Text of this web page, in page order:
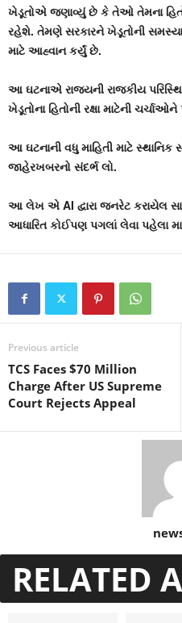
ખેડૂતોએ જણાવ્યું છે કે તેઓ તેમના
રહેશે. તેમણે સરકારને ખેડૂતોની
માટે આહ્વાન કર્યું છે.
આ ઘટનાએ રાજ્યની રાજકીય
ખેડૂતોના હિતોની રક્ષા માટેની
આ ઘટનાની વધુ માહિતી માટે
જાહેરખબરનો સંદર્ભ લો.
આ લેખ એ AI દ્વારા જનરેટ કરાયેલ
આધારિત કોઈપણ પગલાં લેવા પહેલા
Previous article
TCS Faces $70 Million
Charge After US Supreme
Court Rejects Appeal
RELATED